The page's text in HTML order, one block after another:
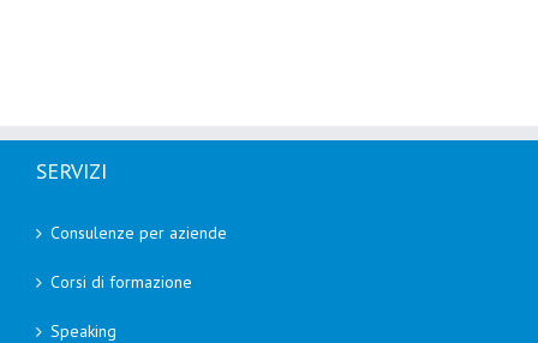
SERVIZI
Consulenze per aziende
Corsi di formazione
Speaking